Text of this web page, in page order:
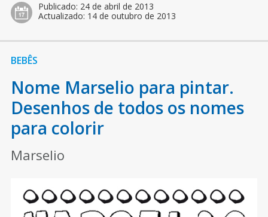
Publicado: 24 de abril de 2013
Actualizado: 14 de outubro de 2013
BEBÊS
Nome Marselio para pintar.
Desenhos de todos os nomes
para colorir
Marselio